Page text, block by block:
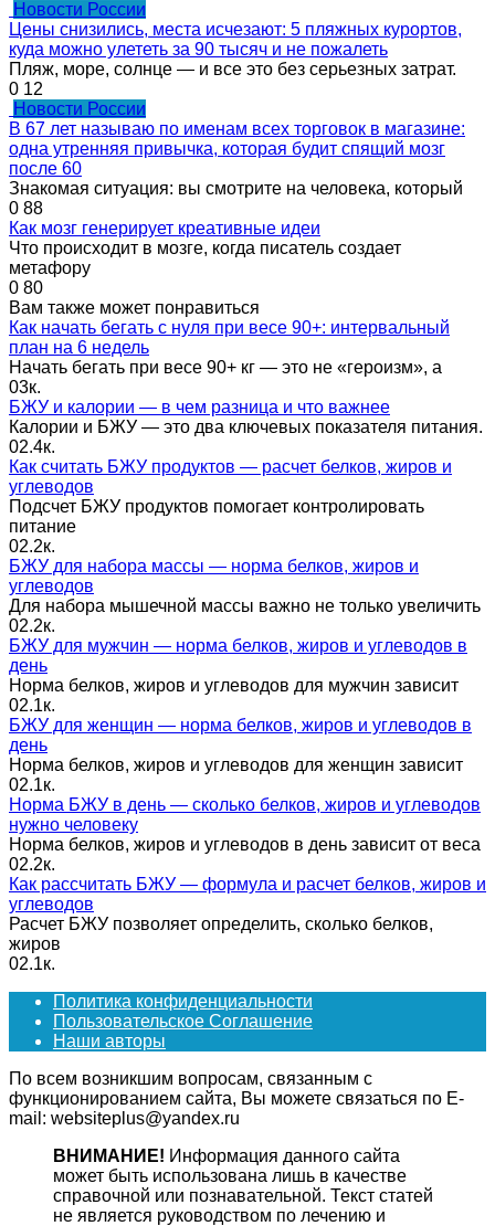
Новости России
Цены снизились, места исчезают: 5 пляжных курортов,
куда можно улететь за 90 тысяч и не пожалеть
Пляж, море, солнце — и все это без серьезных затрат.
0 12
Новости России
В 67 лет называю по именам всех торговок в магазине:
одна утренняя привычка, которая будит спящий мозг
после 60
Знакомая ситуация: вы смотрите на человека, который
0 88
Как мозг генерирует креативные идеи
Что происходит в мозге, когда писатель создает
метафору
0 80
Вам также может понравиться
Как начать бегать с нуля при весе 90+: интервальный
план на 6 недель
Начать бегать при весе 90+ кг — это не «героизм», а
03к.
БЖУ и калории — в чем разница и что важнее
Калории и БЖУ — это два ключевых показателя питания.
02.4к.
Как считать БЖУ продуктов — расчет белков, жиров и
углеводов
Подсчет БЖУ продуктов помогает контролировать
питание
02.2к.
БЖУ для набора массы — норма белков, жиров и
углеводов
Для набора мышечной массы важно не только увеличить
02.2к.
БЖУ для мужчин — норма белков, жиров и углеводов в
день
Норма белков, жиров и углеводов для мужчин зависит
02.1к.
БЖУ для женщин — норма белков, жиров и углеводов в
день
Норма белков, жиров и углеводов для женщин зависит
02.1к.
Норма БЖУ в день — сколько белков, жиров и углеводов
нужно человеку
Норма белков, жиров и углеводов в день зависит от веса
02.2к.
Как рассчитать БЖУ — формула и расчет белков, жиров и
углеводов
Расчет БЖУ позволяет определить, сколько белков,
жиров
02.1к.
Политика конфиденциальности
Пользовательское Соглашение
Наши авторы
По всем возникшим вопросам, связанным с
функционированием сайта, Вы можете связаться по E-
mail: websiteplus@yandex.ru
ВНИМАНИЕ! Информация данного сайта
может быть использована лишь в качестве
справочной или познавательной. Текст статей
не является руководством по лечению и